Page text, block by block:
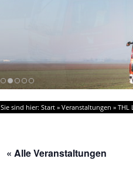
Sie sind hier: Start » Veranstaltungen » THL
« Alle Veranstaltungen